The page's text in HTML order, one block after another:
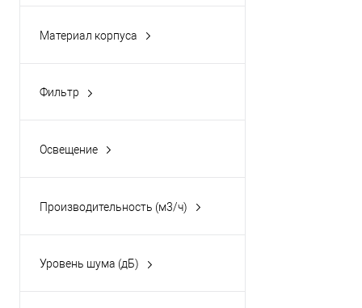
Материал корпуса
Фильтр
Освещение
Производительность (м3/ч)
Уровень шума (дБ)